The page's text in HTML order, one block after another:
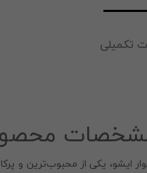
تکمیلی
ایشو، یکی از محبوب‌ترین و